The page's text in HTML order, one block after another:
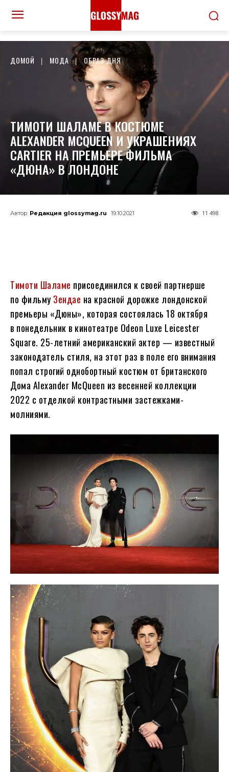
ДОМОЙ МОДА ОБРАЗ ДНЯ
ТИМОТИ ШАЛАМЕ В КОСТЮМЕ
ALEXANDER MCQUEEN И УКРАШЕНИЯХ
CARTIER НА ПРЕМЬЕРЕ ФИЛЬМА
«ДЮНА» В ЛОНДОНЕ
Автор: Редакция glossymag.ru 19.10.2021 11 498
Тимоти Шаламе присоединился к своей партнерше
по фильмуЗендае на красной дорожке лондонской
премьеры «Дюны», которая состоялась 18 октября
в понедельник в кинотеатре Odeon Luxe Leicester
Square. 25-летний американский актер — известный
законодатель стиля, на этот раз в поле его внимания
попал строгий однобортный костюм от британского
Дома Alexander McQueen из весенней коллекции
2022 с отделкой контрастными застежками-
молниями.